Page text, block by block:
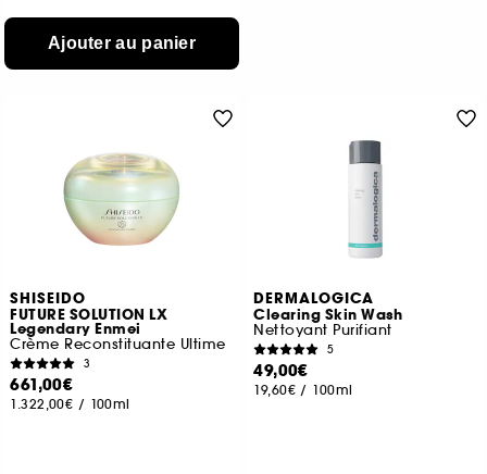
Ajouter au panier
SHISEIDO
FUTURE SOLUTION LX
Legendary Enmei
Crème Reconstituante Ultime
3
661,00€
1.322,00€ / 100ml
DERMALOGICA
Clearing Skin Wash
Nettoyant Purifiant
5
49,00€
19,60€ / 100ml